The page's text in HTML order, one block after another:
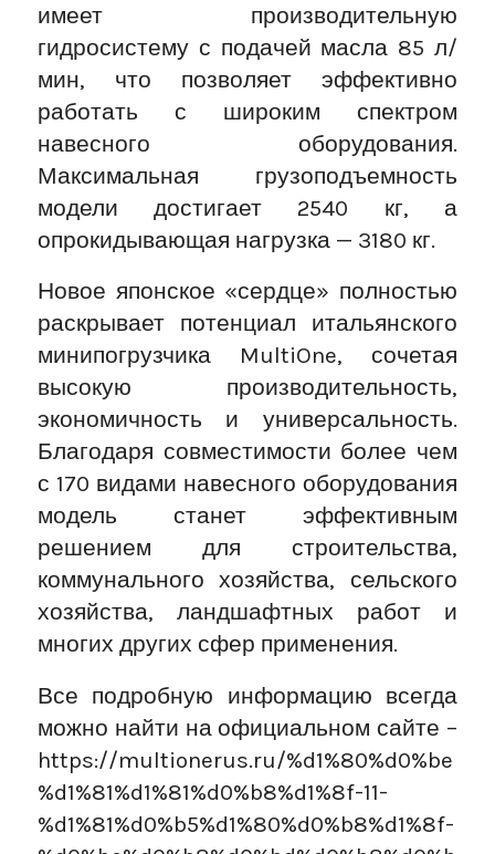
имеет производительную
гидросистему с подачей масла 85 л/
мин, что позволяет эффективно
работать с широким спектром
навесного оборудования.
Максимальная грузоподъемность
модели достигает 2540 кг, а
опрокидывающая нагрузка — 3180 кг.
Новое японское «сердце» полностью
раскрывает потенциал итальянского
минипогрузчика MultiOne, сочетая
высокую производительность,
экономичность и универсальность.
Благодаря совместимости более чем
с 170 видами навесного оборудования
модель станет эффективным
решением для строительства,
коммунального хозяйства, сельского
хозяйства, ландшафтных работ и
многих других сфер применения.
Все подробную информацию всегда
можно найти на официальном сайте –
https://multionerus.ru/%d1%80%d0%be
%d1%81%d1%81%d0%b8%d1%8f-11-
%d1%81%d0%b5%d1%80%d0%b8%d1%8f-